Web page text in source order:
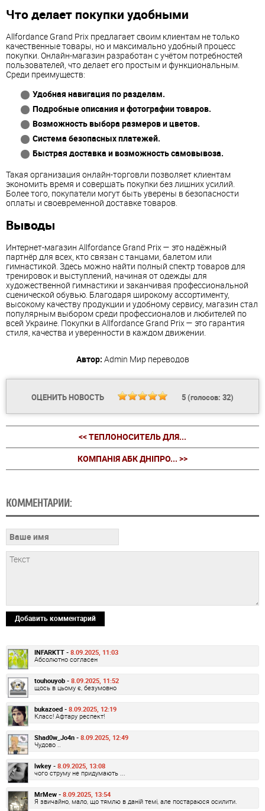
Что делает покупки удобными
Allfordance Grand Prix предлагает своим клиентам не только
качественные товары, но и максимально удобный процесс
покупки. Онлайн-магазин разработан с учётом потребностей
пользователей, что делает его простым и функциональным.
Среди преимуществ:
Удобная навигация по разделам.
Подробные описания и фотографии товаров.
Возможность выбора размеров и цветов.
Система безопасных платежей.
Быстрая доставка и возможность самовывоза.
Такая организация онлайн-торговли позволяет клиентам
экономить время и совершать покупки без лишних усилий.
Более того, покупатели могут быть уверены в безопасности
оплаты и своевременной доставке товаров.
Выводы
Интернет-магазин Allfordance Grand Prix — это надёжный
партнёр для всех, кто связан с танцами, балетом или
гимнастикой. Здесь можно найти полный спектр товаров для
тренировок и выступлений, начиная от одежды для
художественной гимнастики и заканчивая профессиональной
сценической обувью. Благодаря широкому ассортименту,
высокому качеству продукции и удобному сервису, магазин стал
популярным выбором среди профессионалов и любителей по
всей Украине. Покупки в Allfordance Grand Prix — это гарантия
стиля, качества и уверенности в каждом движении.
Автор: Admin Мир переводов
ОЦЕНИТЬ НОВОСТЬ 5(голосов: 32)
<< ТЕПЛОНОСИТЕЛЬ ДЛЯ...
КОМПАНІЯ АБК ДНІПРО... >>
КОММЕНТАРИИ:
Добавить комментарий
INFARKTT - 8.09.2025, 11:03
Абсолютно согласен
touhouyob - 8.09.2025, 11:52
щось в цьому є, безумовно
bukazoed - 8.09.2025, 12:19
Класс! Афтару респект!
Shad0w_Jo4n - 8.09.2025, 12:49
Чудово ..
lwkey - 8.09.2025, 13:08
чого струму не придумають ...
MrMew - 8.09.2025, 13:54
Я звичайно, мало, що тямлю в даній темі, але постараюся осилити.